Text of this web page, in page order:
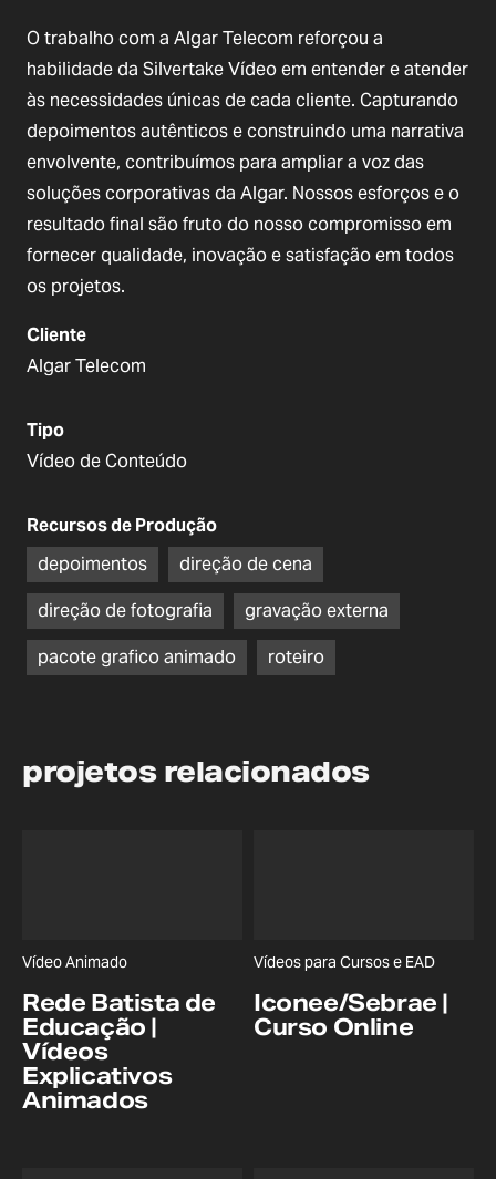
O trabalho com a Algar Telecom reforçou a
habilidade da Silvertake Vídeo em entender e atender
às necessidades únicas de cada cliente. Capturando
depoimentos autênticos e construindo uma narrativa
envolvente, contribuímos para ampliar a voz das
soluções corporativas da Algar. Nossos esforços e o
resultado final são fruto do nosso compromisso em
fornecer qualidade, inovação e satisfação em todos
os projetos.
Cliente
Algar Telecom
Tipo
Vídeo de Conteúdo
Recursos de Produção
depoimentos
direção de cena
direção de fotografia
gravação externa
pacote grafico animado
roteiro
projetos relacionados
Rede Batista de
Educação |
Vídeos
Explicativos
Animados
Vídeo Animado
Iconee/Sebrae |
Curso Online
Vídeos para Cursos e EAD